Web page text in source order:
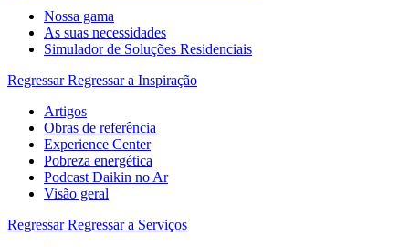
Nossa gama
As suas necessidades
Simulador de Soluções Residenciais
Regressar Regressar a Inspiração
Artigos
Obras de referência
Experience Center
Pobreza energética
Podcast Daikin no Ar
Visão geral
Regressar Regressar a Serviços